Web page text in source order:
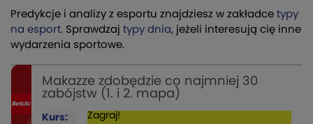
Predykcje i analizy z esportu znajdziesz w zakładce typy
na esport. Sprawdzaj typy dnia, jeżeli interesują cię inne
wydarzenia sportowe.
Makazze zdobędzie co najmniej 30
zabójstw (1. i 2. mapa)
Kurs:
Zagraj!